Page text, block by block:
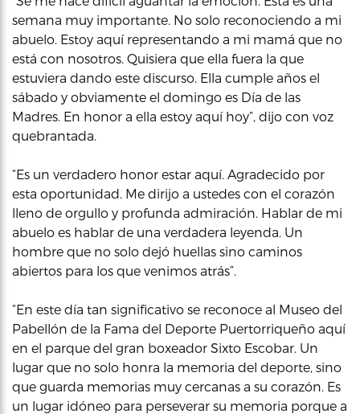
semana muy importante. No solo reconociendo a mi
abuelo. Estoy aquí representando a mi mamá que no
está con nosotros. Quisiera que ella fuera la que
estuviera dando este discurso. Ella cumple años el
sábado y obviamente el domingo es Día de las
Madres. En honor a ella estoy aquí hoy”, dijo con voz
quebrantada.
“Es un verdadero honor estar aquí. Agradecido por
esta oportunidad. Me dirijo a ustedes con el corazón
lleno de orgullo y profunda admiración. Hablar de mi
abuelo es hablar de una verdadera leyenda. Un
hombre que no solo dejó huellas sino caminos
abiertos para los que venimos atrás”.
“En este día tan significativo se reconoce al Museo del
Pabellón de la Fama del Deporte Puertorriqueño aquí
en el parque del gran boxeador Sixto Escobar. Un
lugar que no solo honra la memoria del deporte, sino
que guarda memorias muy cercanas a su corazón. Es
un lugar idóneo para perseverar su memoria porque a